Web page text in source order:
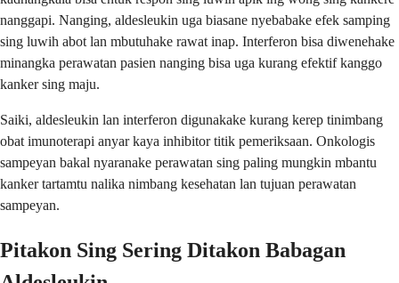
nanggapi. Nanging, aldesleukin uga biasane nyebabake efek samping
sing luwih abot lan mbutuhake rawat inap. Interferon bisa diwenehake
minangka perawatan pasien nanging bisa uga kurang efektif kanggo
kanker sing maju.
Saiki, aldesleukin lan interferon digunakake kurang kerep tinimbang
obat imunoterapi anyar kaya inhibitor titik pemeriksaan. Onkologis
sampeyan bakal nyaranake perawatan sing paling mungkin mbantu
kanker tartamtu nalika nimbang kesehatan lan tujuan perawatan
sampeyan.
Pitakon Sing Sering Ditakon Babagan